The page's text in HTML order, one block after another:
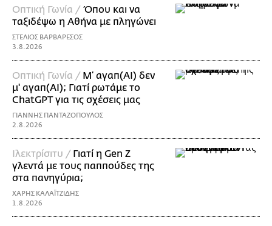
Οπτική Γωνία /Όπου και να
ταξιδέψω η Αθήνα με πληγώνει
ΣΤΕΛΙΟΣ ΒΑΡΒΑΡΕΣΟΣ
3.8.2026
Οπτική Γωνία / Μ’ αγαπ(AI) δεν
μ' αγαπ(ΑΙ); Γιατί ρωτάμε το
ChatGPT για τις σχέσεις μας
ΓΙΑΝΝΗΣ ΠΑΝΤΑΖΟΠΟΥΛΟΣ
2.8.2026
Ιλεκτρίσιτυ / Γιατί η Gen Z
γλεντά με τους παππούδες της
στα πανηγύρια;
ΧΑΡΗΣ ΚΑΛΑΪΤΖΙΔΗΣ
1.8.2026